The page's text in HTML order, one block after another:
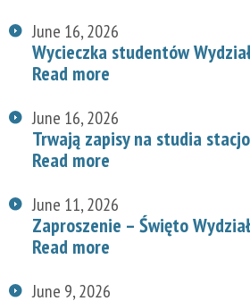
June 16, 2026
Wycieczka studentów
Read more
June 16, 2026
Trwają zapisy na studia
Read more
June 11, 2026
Zaproszenie – Święto
Read more
June 9, 2026